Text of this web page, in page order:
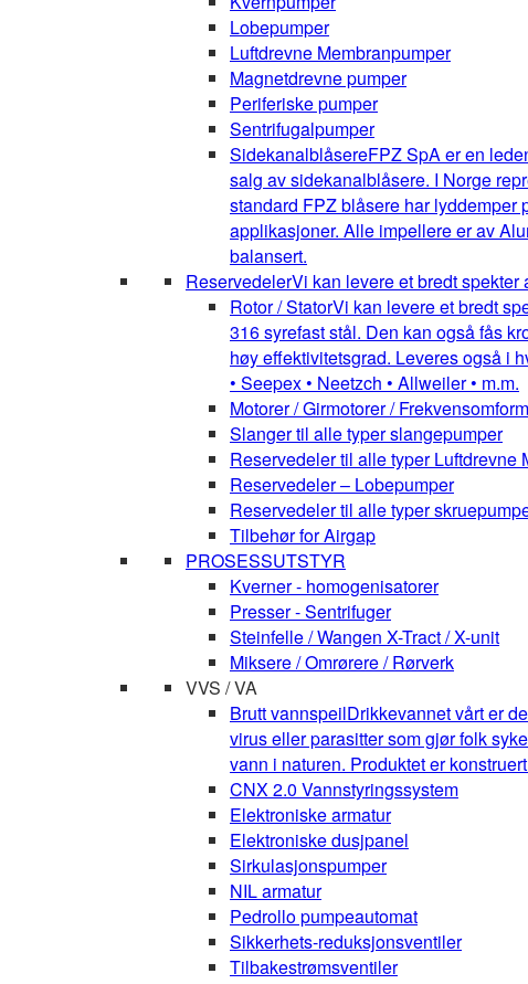
Lobepumper
Luftdrevne Membranpumper
Magnetdrevne pumper
Periferiske pumper
Sentrifugalpumper
SidekanalblåsereFPZ SpA er en
salg av sidekanalblåsere. I Norge
standard FPZ blåsere har
applikasjoner. Alle impellere er av
balansert.
ReservedelerVi kan levere et bredt
Rotor / StatorVi kan levere et bredt
316 syrefast stål. Den kan også fås
høy effektivitetsgrad. Leveres også i
• Seepex • Neetzch • Allweiler • m.m.
Motorer / Girmotorer /
Slanger til alle typer slangepumper
Reservedeler til alle typer Luftdrevne
Reservedeler – Lobepumper
Reservedeler til alle typer
Tilbehør for Airgap
PROSESSUTSTYR
Kverner - homogenisatorer
Presser - Sentrifuger
Steinfelle / Wangen X-Tract / X-unit
Miksere / Omrørere / Rørverk
VVS / VA
Brutt vannspeilDrikkevannet vårt er
virus eller parasitter som gjør folk
vann i naturen. Produktet er
CNX 2.0 Vannstyringssystem
Elektroniske armatur
Elektroniske dusjpanel
Sirkulasjonspumper
NIL armatur
Pedrollo pumpeautomat
Sikkerhets-reduksjonsventiler
Tilbakestrømsventiler